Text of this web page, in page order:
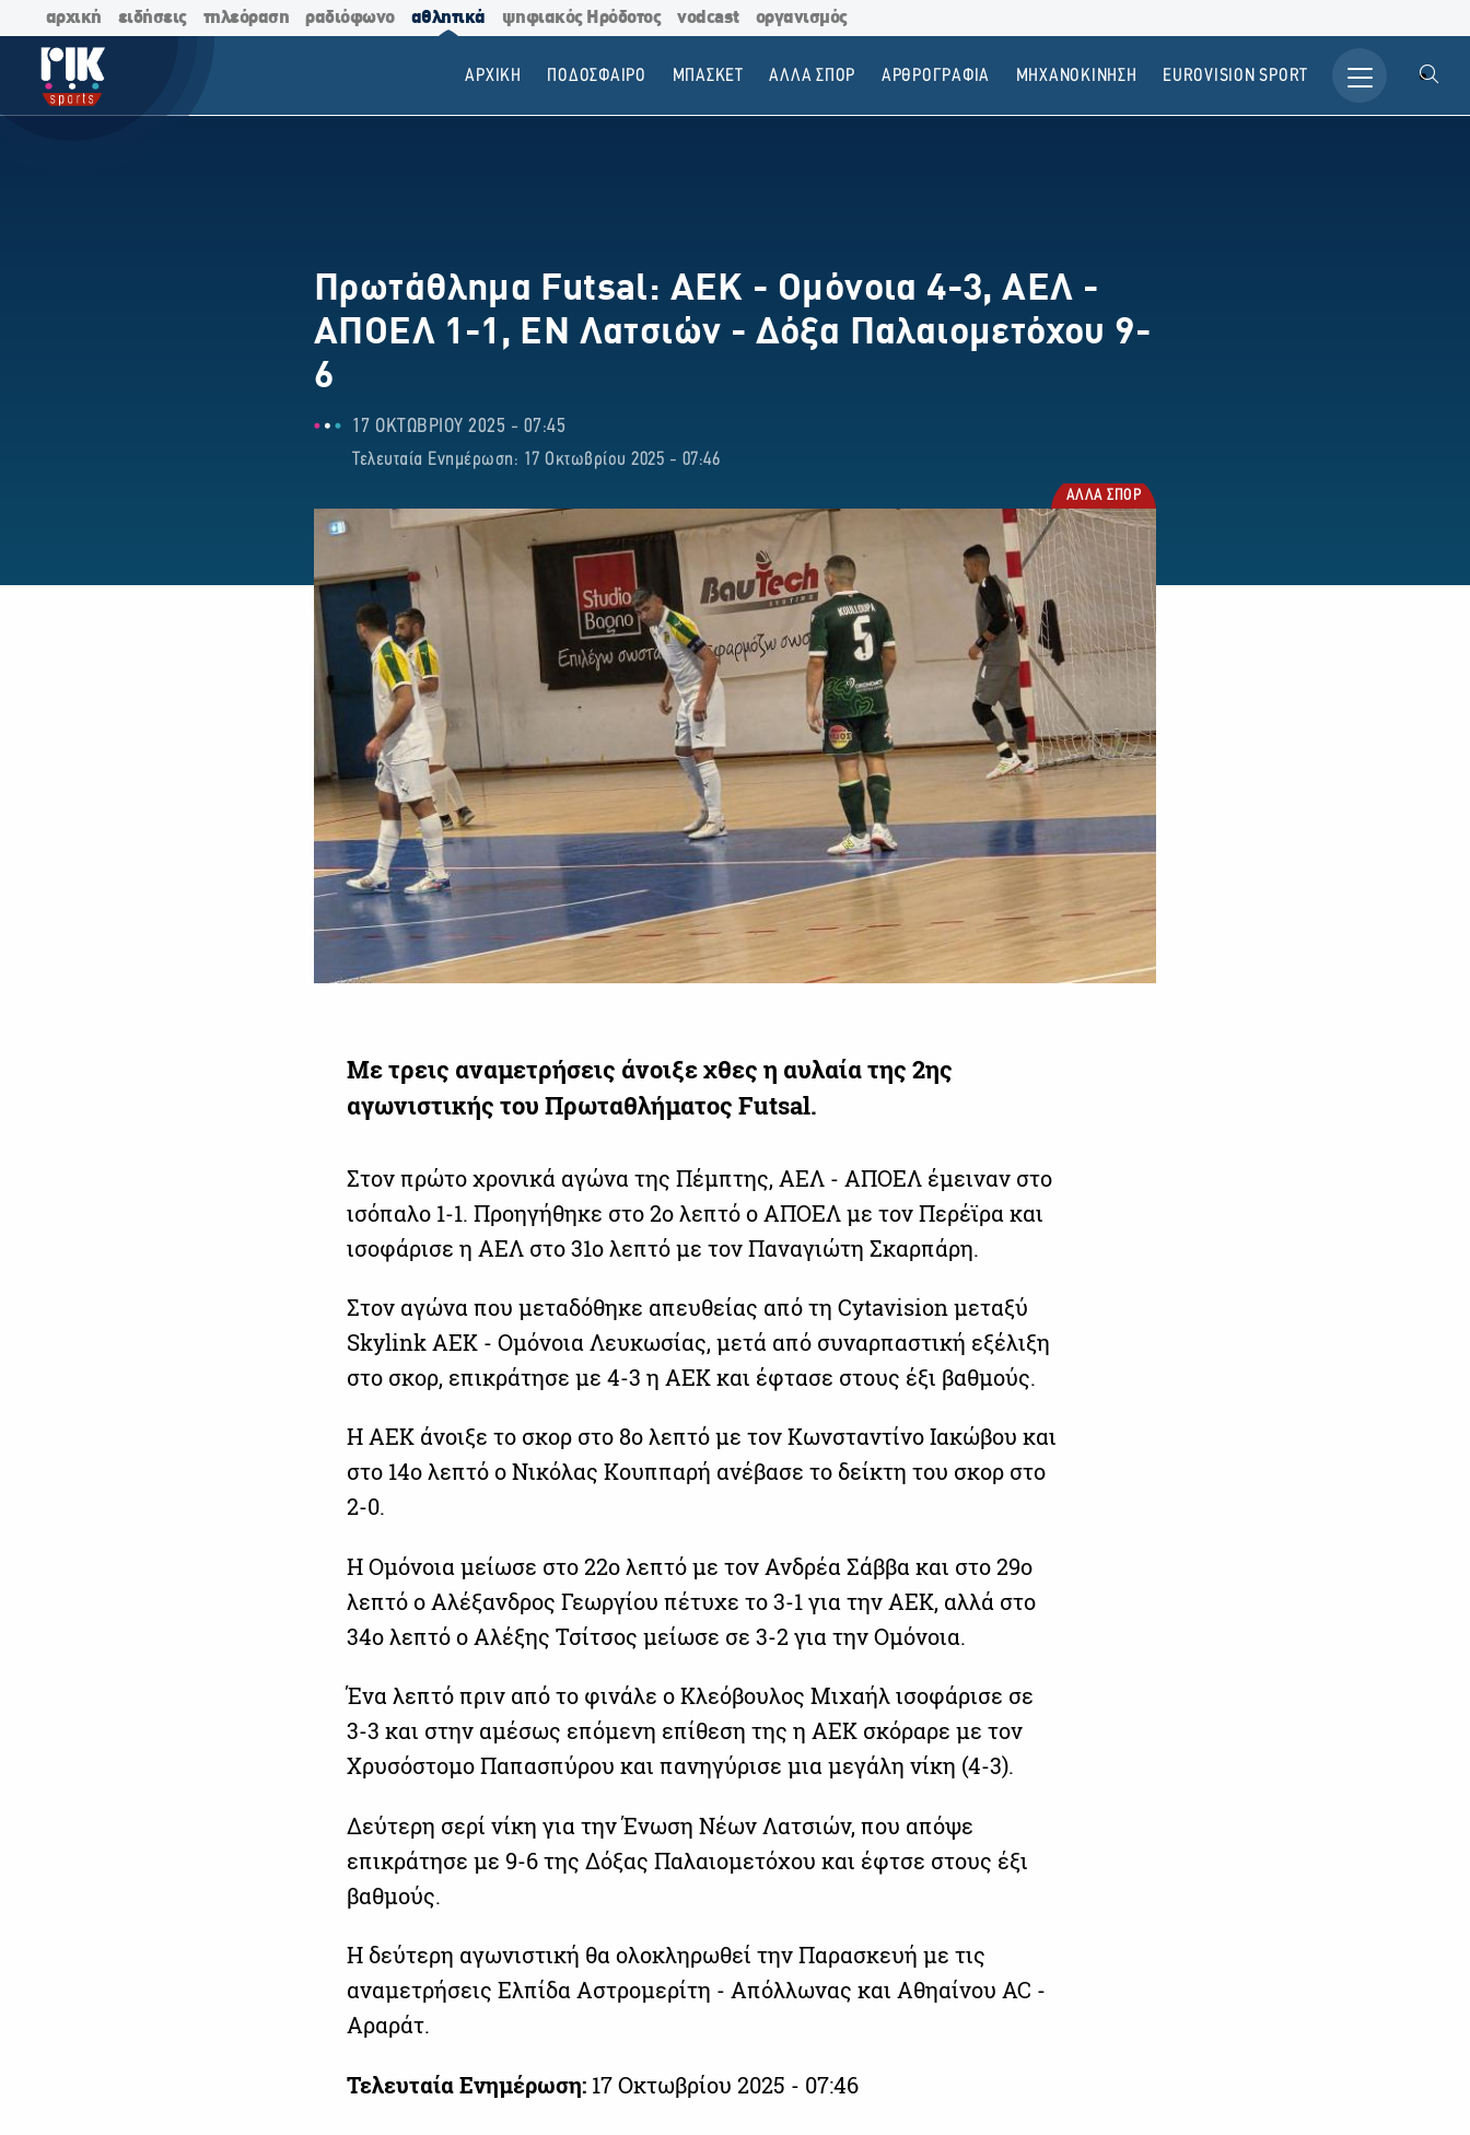
αρχική ειδήσεις τηλεόραση ραδιόφωνο αθλητικά ψηφιακός Ηρόδοτος vodcast οργανισμός
ΑΡΧΙΚΗ ΠΟΔΟΣΦΑΙΡΟ ΜΠΑΣΚΕΤ ΑΛΛΑ ΣΠΟΡ ΑΡΘΡΟΓΡΑΦΙΑ ΜΗΧΑΝΟΚΙΝΗΣΗ ΕUROVISION SPORT
Πρωτάθλημα Futsal: ΑΕΚ - Ομόνοια 4-3, ΑΕΛ -
ΑΠΟΕΛ 1-1, ΕΝ Λατσιών - Δόξα Παλαιομετόχου 9-
6
17 ΟΚΤΩΒΡΙΟΥ 2025 - 07:45
Τελευταία Ενημέρωση: 17 Οκτωβρίου 2025 - 07:46
ΑΛΛΑ ΣΠΟΡ
Με τρεις αναμετρήσεις άνοιξε χθες η αυλαία της 2ης
αγωνιστικής του Πρωταθλήματος Futsal.
Στον πρώτο χρονικά αγώνα της Πέμπτης, ΑΕΛ - ΑΠΟΕΛ έμειναν στο
ισόπαλο 1-1. Προηγήθηκε στο 2ο λεπτό ο ΑΠΟΕΛ με τον Περέϊρα και
ισοφάρισε η ΑΕΛ στο 31ο λεπτό με τον Παναγιώτη Σκαρπάρη.
Στον αγώνα που μεταδόθηκε απευθείας από τη Cytavision μεταξύ
Skylink ΑΕΚ - Ομόνοια Λευκωσίας, μετά από συναρπαστική εξέλιξη
στο σκορ, επικράτησε με 4-3 η ΑΕΚ και έφτασε στους έξι βαθμούς.
Η ΑΕΚ άνοιξε το σκορ στο 8ο λεπτό με τον Κωνσταντίνο Ιακώβου και
στο 14ο λεπτό ο Νικόλας Κουππαρή ανέβασε το δείκτη του σκορ στο
2-0.
Η Ομόνοια μείωσε στο 22ο λεπτό με τον Ανδρέα Σάββα και στο 29ο
λεπτό ο Αλέξανδρος Γεωργίου πέτυχε το 3-1 για την ΑΕΚ, αλλά στο
34ο λεπτό ο Αλέξης Τσίτσος μείωσε σε 3-2 για την Ομόνοια.
Ένα λεπτό πριν από το φινάλε ο Κλεόβουλος Μιχαήλ ισοφάρισε σε
3-3 και στην αμέσως επόμενη επίθεση της η ΑΕΚ σκόραρε με τον
Χρυσόστομο Παπασπύρου και πανηγύρισε μια μεγάλη νίκη (4-3).
Δεύτερη σερί νίκη για την Ένωση Νέων Λατσιών, που απόψε
επικράτησε με 9-6 της Δόξας Παλαιομετόχου και έφτσε στους έξι
βαθμούς.
Η δεύτερη αγωνιστική θα ολοκληρωθεί την Παρασκευή με τις
αναμετρήσεις Ελπίδα Αστρομερίτη - Απόλλωνας και Αθηαίνου AC -
Αραράτ.
Τελευταία Ενημέρωση: 17 Οκτωβρίου 2025 - 07:46